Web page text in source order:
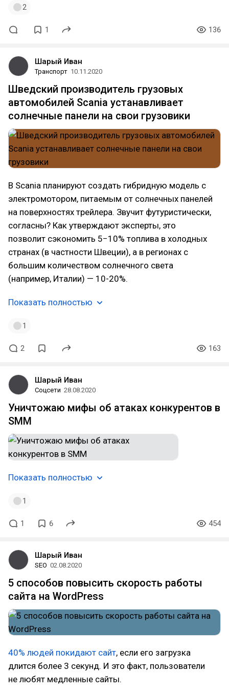
2
1 136
Шарый Иван
Транспорт 10.11.2020
Шведский производитель грузовых
автомобилей Scania устанавливает
солнечные панели на свои грузовики
В Scania планируют создать гибридную модель с
электромотором, питаемым от солнечных панелей
на поверхностях трейлера. Звучит футуристически,
согласны? Как утверждают эксперты, это
позволит сэкономить 5−10% топлива в холодных
странах (в частности Швеции), а в регионах с
большим количеством солнечного света
(например, Италии) — 10-20%.
Показать полностью
1
2 163
Шарый Иван
Соцсети 28.08.2020
Уничтожаю мифы об атаках конкурентов в
SMM
Показать полностью
1
1 6 454
Шарый Иван
SEO 02.08.2020
5 способов повысить скорость работы
сайта на WordPress
40% людей покидают сайт, если его загрузка
длится более 3 секунд. И это факт, пользователи
не любят медленные сайты.